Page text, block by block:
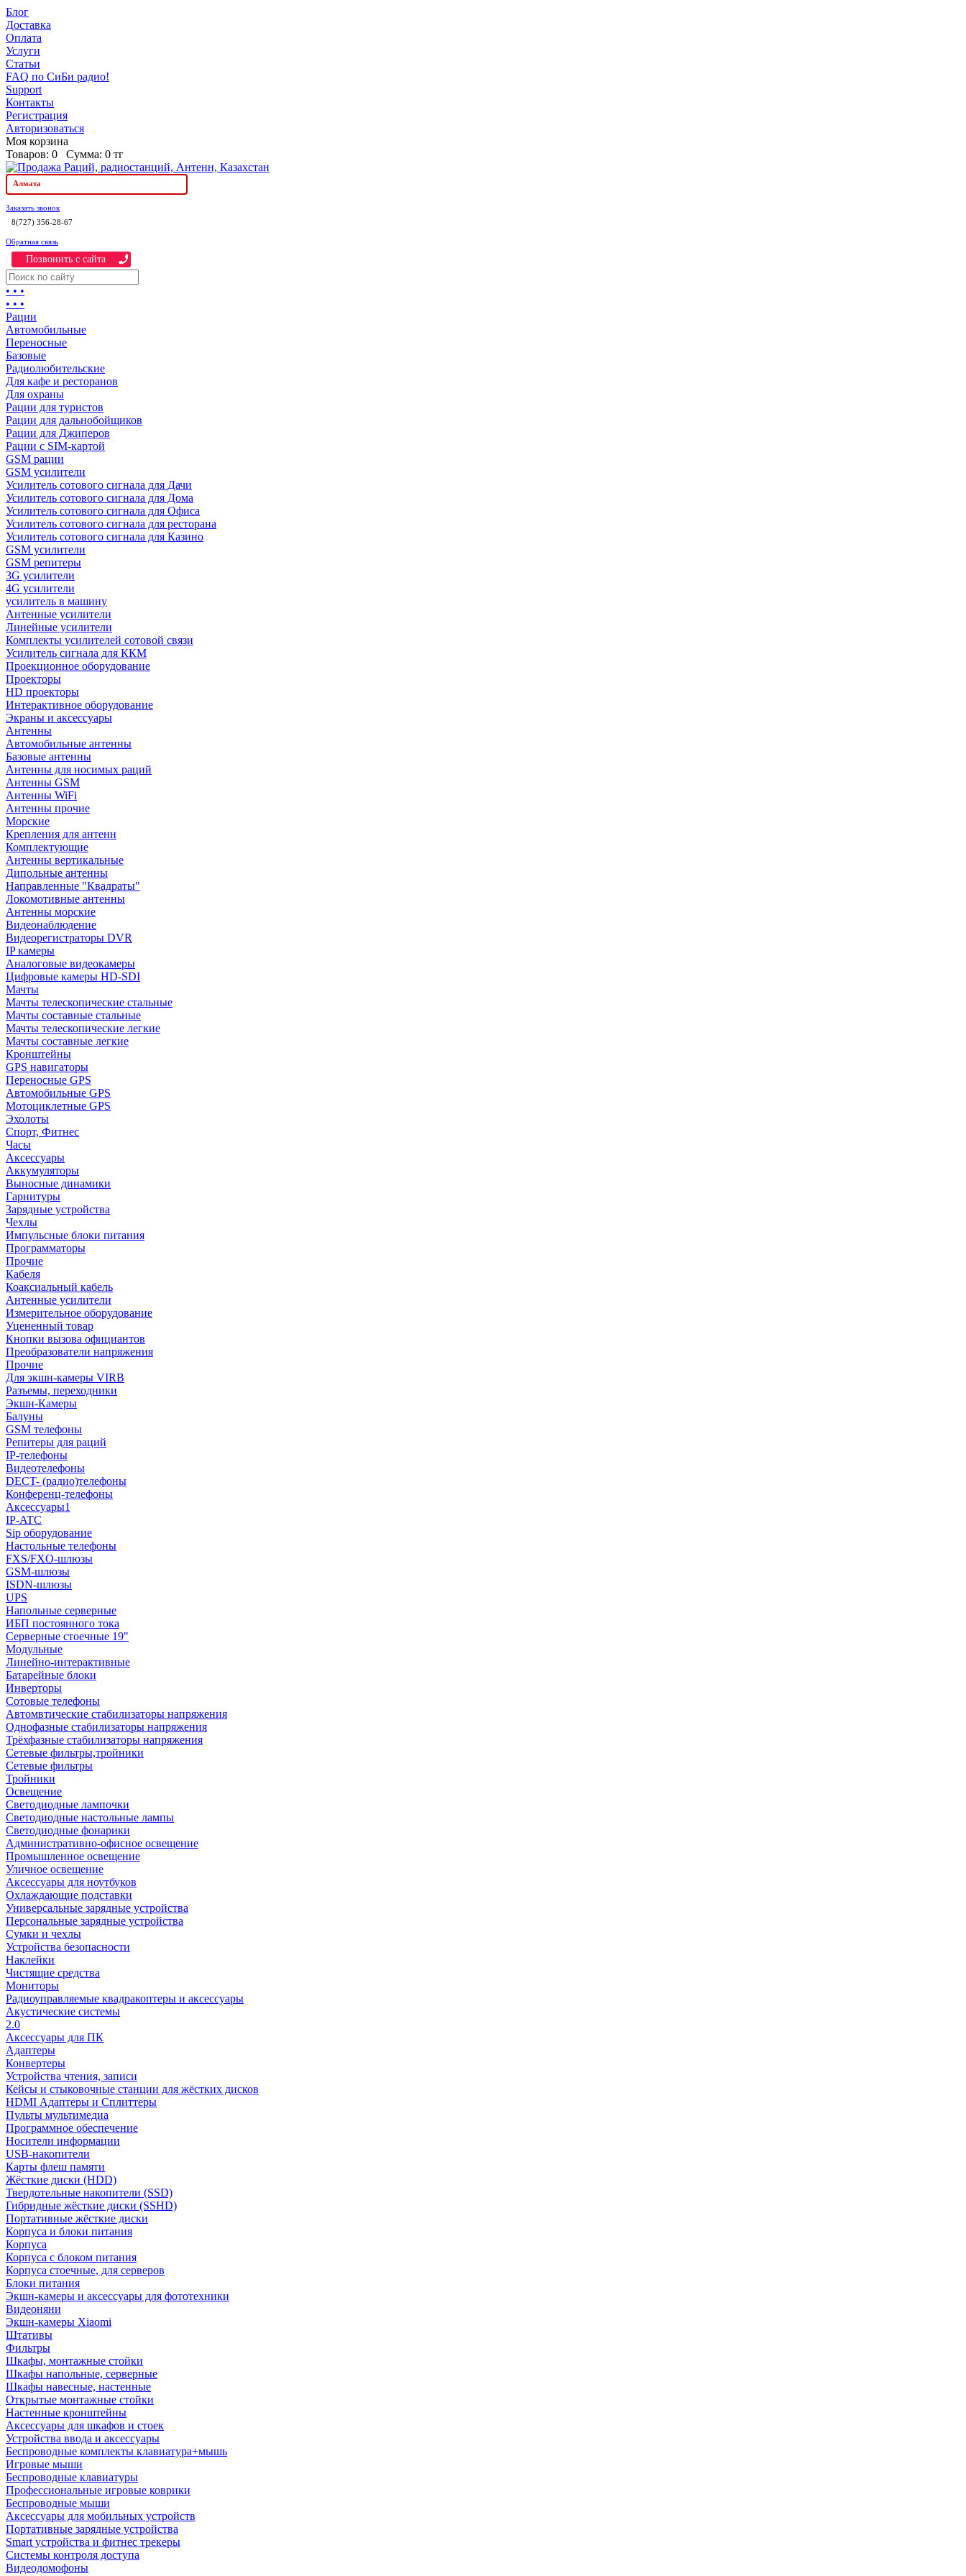
Блог
Доставка
Оплата
Услуги
Статьи
FAQ по СиБи радио!
Support
Контакты
Регистрация
Авторизоваться
Моя корзина
Товаров: 0 Сумма: 0 тг
Алмата
Заказать звонок
8(727) 356-28-67
Обратная связь
Позвонить c сайта
• • •
• • •
Рации
Автомобильные
Переносные
Базовые
Радиолюбительские
Для кафе и ресторанов
Для охраны
Рации для туристов
Рации для дальнобойщиков
Рации для Джиперов
Рации с SIM-картой
GSM рации
GSM усилители
Усилитель сотового сигнала для Дачи
Усилитель сотового сигнала для Дома
Усилитель сотового сигнала для Офиса
Усилитель сотового сигнала для ресторана
Усилитель сотового сигнала для Казино
GSM усилители
GSM репитеры
3G усилители
4G усилители
усилитель в машину
Антенные усилители
Линейные усилители
Комплекты усилителей сотовой связи
Усилитель сигнала для ККМ
Проекционное оборудование
Проекторы
HD проекторы
Интерактивное оборудование
Экраны и аксессуары
Антенны
Автомобильные антенны
Базовые антенны
Антенны для носимых раций
Антенны GSM
Антенны WiFi
Антенны прочие
Морские
Крепления для антенн
Комплектующие
Антенны вертикальные
Дипольные антенны
Направленные "Квадраты"
Локомотивные антенны
Антенны морские
Видеонаблюдение
Видеорегистраторы DVR
IP камеры
Аналоговые видеокамеры
Цифровые камеры HD-SDI
Мачты
Мачты телескопические стальные
Мачты составные стальные
Мачты телескопические легкие
Мачты составные легкие
Кронштейны
GPS навигаторы
Переносные GPS
Автомобильные GPS
Мотоциклетные GPS
Эхолоты
Спорт, Фитнес
Часы
Аксессуары
Аккумуляторы
Выносные динамики
Гарнитуры
Зарядные устройства
Чехлы
Импульсные блоки питания
Программаторы
Прочие
Кабеля
Коаксиальный кабель
Антенные усилители
Измерительное оборудование
Уцененный товар
Кнопки вызова официантов
Преобразователи напряжения
Прочие
Для экшн-камеры VIRB
Разъемы, переходники
Экшн-Камеры
Балуны
GSM телефоны
Репитеры для раций
IP-телефоны
Видеотелефоны
DECT- (радио)телефоны
Конференц-телефоны
Аксессуары1
IP-ATC
Sip оборудование
Настольные телефоны
FXS/FXO-шлюзы
GSM-шлюзы
ISDN-шлюзы
UPS
Напольные серверные
ИБП постоянного тока
Серверные стоечные 19"
Модульные
Линейно-интерактивные
Батарейные блоки
Инверторы
Сотовые телефоны
Автомвтические стабилизаторы напряжения
Однофазные стабилизаторы напряжения
Трёхфазные стабилизаторы напряжения
Сетевые фильтры,тройники
Сетевые фильтры
Тройники
Освещение
Светодиодные лампочки
Светодиодные настольные лампы
Светодиодные фонарики
Административно-офисное освещение
Промышленное освещение
Уличное освещение
Аксессуары для ноутбуков
Охлаждающие подставки
Универсальные зарядные устройства
Персональные зарядные устройства
Сумки и чехлы
Устройства безопасности
Наклейки
Чистящие средства
Мониторы
Радиоуправляемые квадракоптеры и аксессуары
Акустические системы
2.0
Аксессуары для ПК
Адаптеры
Конвертеры
Устройства чтения, записи
Кейсы и стыковочные станции для жёстких дисков
HDMI Адаптеры и Сплиттеры
Пульты мультимедиа
Программное обеспечение
Носители информации
USB-накопители
Карты флеш памяти
Жёсткие диски (HDD)
Твердотельные накопители (SSD)
Гибридные жёсткие диски (SSHD)
Портативные жёсткие диски
Корпуса и блоки питания
Корпуса
Корпуса с блоком питания
Корпуса стоечные, для серверов
Блоки питания
Экшн-камеры и аксессуары для фототехники
Видеоняни
Экшн-камеры Xiaomi
Штативы
Фильтры
Шкафы, монтажные стойки
Шкафы напольные, серверные
Шкафы навесные, настенные
Открытые монтажные стойки
Настенные кронштейны
Аксессуары для шкафов и стоек
Устройства ввода и аксессуары
Беспроводные комплекты клавиатура+мышь
Игровые мыши
Беспроводные клавиатуры
Профессиональные игровые коврики
Беспроводные мыши
Аксессуары для мобильных устройств
Портативные зарядные устройства
Smart устройства и фитнес трекеры
Системы контроля доступа
Видеодомофоны